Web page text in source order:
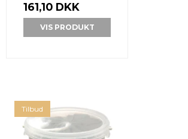
161,10 DKK
VIS PRODUKT
Tilbud